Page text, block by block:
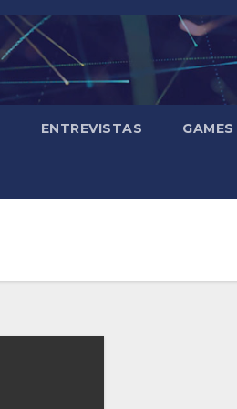
ENTREVISTAS GAMES